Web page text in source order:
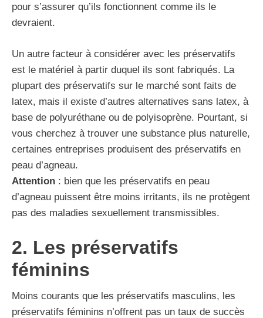
pour s’assurer qu’ils fonctionnent comme ils le
devraient.
Un autre facteur à considérer avec les préservatifs
est le matériel à partir duquel ils sont fabriqués. La
plupart des préservatifs sur le marché sont faits de
latex, mais il existe d’autres alternatives sans latex, à
base de polyuréthane ou de polyisoprène. Pourtant, si
vous cherchez à trouver une substance plus naturelle,
certaines entreprises produisent des préservatifs en
peau d’agneau.
Attention : bien que les préservatifs en peau
d’agneau puissent être moins irritants, ils ne protègent
pas des maladies sexuellement transmissibles.
2. Les préservatifs
féminins
Moins courants que les préservatifs masculins, les
préservatifs féminins n’offrent pas un taux de succès